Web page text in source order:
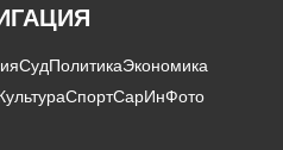
СудПолитикаЭкономика
СпортСарИнФото